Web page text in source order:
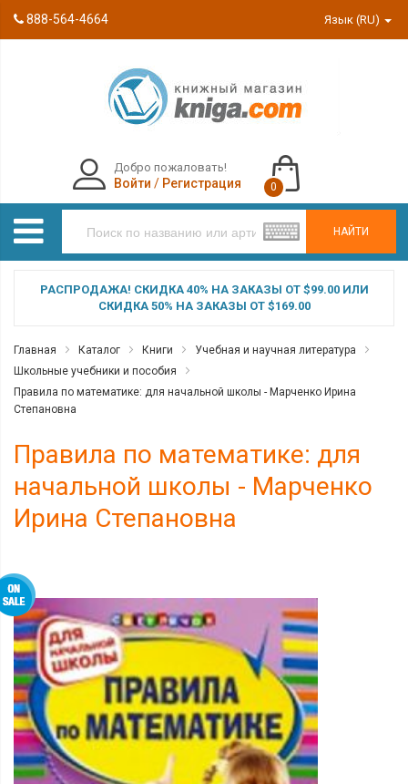
888-564-4664 Язык (RU)
НАЙТИ
Добро пожаловать!
Войти / Регистрация 0
РАСПРОДАЖА! СКИДКА 40% НА ЗАКАЗЫ ОТ $99.00 ИЛИ
СКИДКА 50% НА ЗАКАЗЫ ОТ $169.00
Главная Каталог Книги
Учебная и научная литература
Школьные учебники и пособия
Правила по математике: для начальной школы - Марченко Ирина
Степановна
Правила по математике: для
начальной школы - Марченко
Ирина Степановна